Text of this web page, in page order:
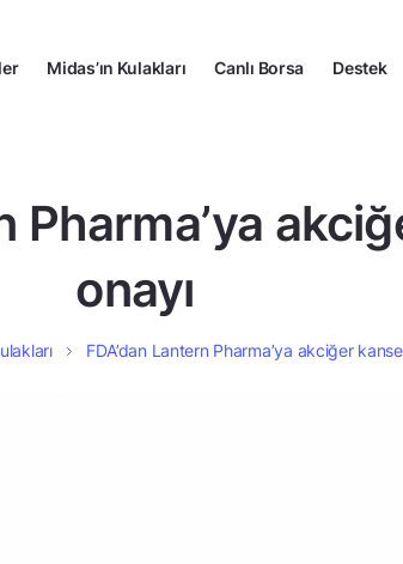
Midas’ın Kulakları Canlı Borsa Destek
Pharma’ya
onayı
FDA’dan Lantern Pharma’ya akciğer